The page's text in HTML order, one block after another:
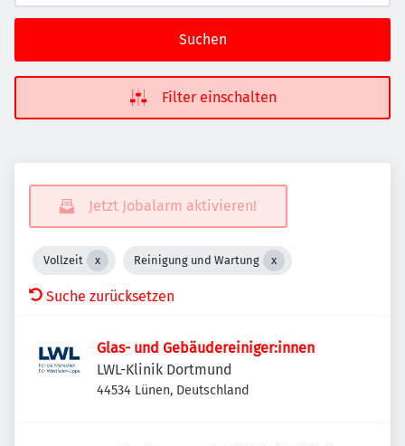
Suchen
Filter einschalten
Jetzt Jobalarm aktivieren!
Vollzeit Reinigung und Wartung
Suche zurücksetzen
Glas- und Gebäudereiniger:innen
LWL-Klinik Dortmund
44534 Lünen, Deutschland